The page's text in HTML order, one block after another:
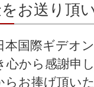
お送り頂
本国際ギデオ
心から感謝申
お捧げ頂い